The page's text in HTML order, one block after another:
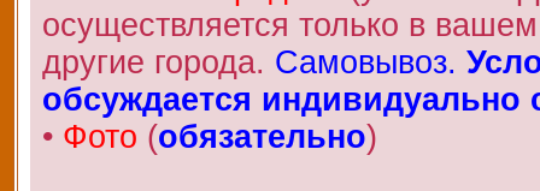
осуществляется только в
другие города. Самовывоз.
обсуждается индивидуально
• Фото (обязательно)